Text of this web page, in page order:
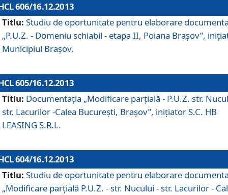
606/16.12.2013
Titlu: Studiu de oportunitate pentru elaborare
„P.U.Z. - Domeniu schiabil - etapa II, Poiana Braşov”,
Municipiul Braşov.
605/16.12.2013
Titlu: Documentaţia „Modificare parţială - P.U.Z. str.
str. Lacurilor -Calea Bucureşti, Braşov”, iniţiator S.C. HB
LEASING S.R.L.
604/16.12.2013
Titlu: Studiu de oportunitate pentru elaborare
„Modificare parţială P.U.Z. - str. Nucului - str. Lacurilor -